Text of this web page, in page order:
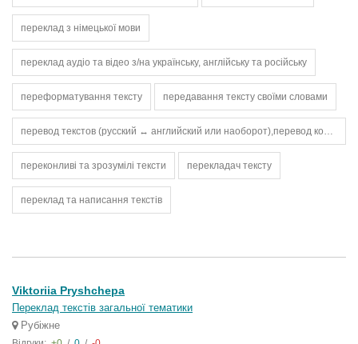
переклад з німецької мови
переклад аудіо та відео з/на українську, англійську та російську
переформатування тексту передавання тексту своїми словами
перевод текстов (русский ↔️ английский или наоборот),перевод коротких статей,перевод сообщений и писем,проверка грамматики и орфографии,работа с текстами для сайтов
переконливі та зрозумілі тексти перекладач тексту
переклад та написання текстів
Viktoriia Pryshchepa
Переклад текстів загальної тематики
Рубіжне